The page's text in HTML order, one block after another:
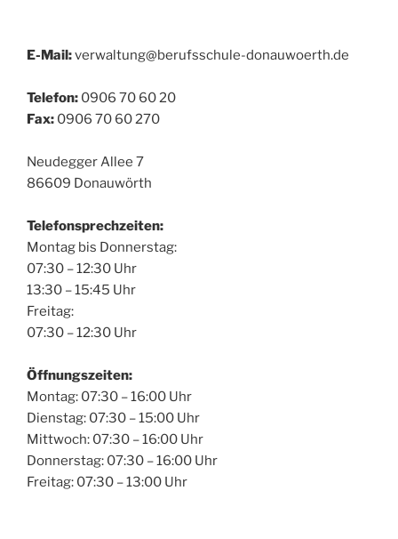
E-Mail:verwaltung@berufsschule-donauwoerth.de
Telefon: 0906 70 60 20
Fax: 0906 70 60 270
Neudegger Allee 7
86609 Donauwörth
Telefonsprechzeiten:
Montag bis Donnerstag:
07:30 – 12:30 Uhr
13:30 – 15:45 Uhr
Freitag:
07:30 – 12:30 Uhr
Öffnungszeiten:
Montag: 07:30 – 16:00 Uhr
Dienstag: 07:30 – 15:00 Uhr
Mittwoch: 07:30 – 16:00 Uhr
Donnerstag: 07:30 – 16:00 Uhr
Freitag: 07:30 – 13:00 Uhr